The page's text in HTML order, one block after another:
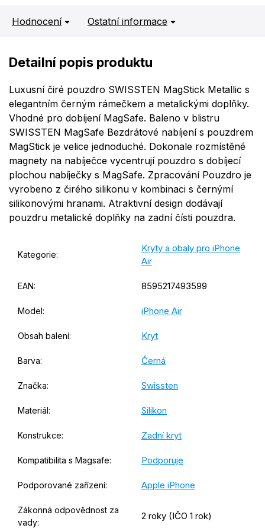
Hodnocení Ostatní informace
Detailní popis produktu
Luxusní čiré pouzdro SWISSTEN MagStick Metallic s
elegantním černým rámečkem a metalickými doplňky.
Vhodné pro dobíjení MagSafe. Baleno v blistru
SWISSTEN MagSafe Bezdrátové nabíjení s pouzdrem
MagStick je velice jednoduché. Dokonale rozmístěné
magnety na nabíječce vycentrují pouzdro s dobíjecí
plochou nabíječky s MagSafe. Zpracování Pouzdro je
vyrobeno z čirého silikonu v kombinaci s černýmí
silikonovými hranami. Atraktivní design dodávají
pouzdru metalické doplňky na zadní čísti pouzdra.
Kategorie:
Kryty a obaly pro iPhone
Air
EAN: 8595217493599
Model: iPhone Air
Obsah balení: Kryt
Barva: Černá
Značka: Swissten
Materiál: Silikon
Konstrukce: Zadní kryt
Kompatibilita s Magsafe: Podporuje
Podporované zařízení: Apple iPhone
Zákonná odpovědnost za
vady:
2 roky (IČO 1 rok)